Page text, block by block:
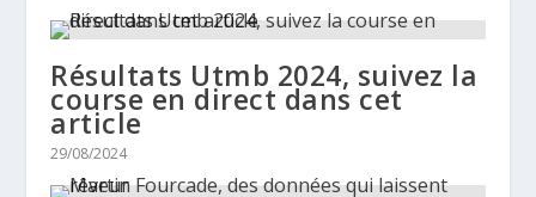
Résultats Utmb 2024, suivez la
course en direct dans cet
article
29/08/2024